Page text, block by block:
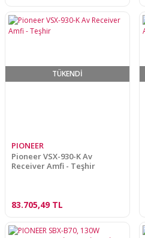
TÜKENDİ
PIONEER
Pioneer VSX-930-K Av
Receiver Amfi - Teşhir
83.705,49 TL